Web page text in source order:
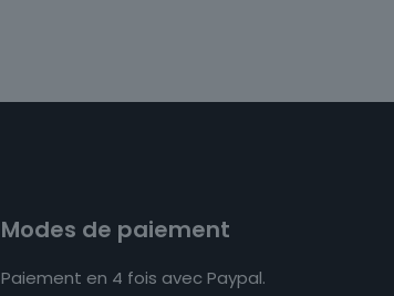
Modes de paiement
Paiement en 4 fois avec Paypal.